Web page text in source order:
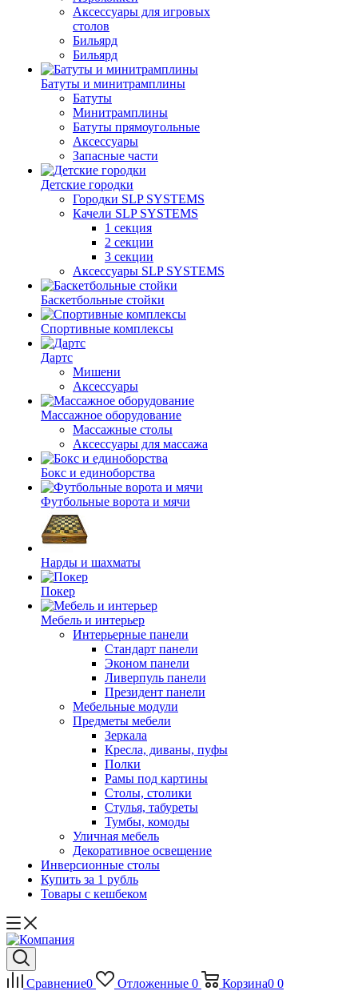
Аксессуары для игровых
столов
Бильяpд
Бильяpд
Батуты и минитрамплины
Батуты
Минитрамплины
Батуты прямоугольные
Аксессуары
Запасные части
Детские городки
Городки SLP SYSTEMS
Качели SLP SYSTEMS
1 секция
2 секции
3 секции
Аксессуары SLP SYSTEMS
Баскетбольные стойки
Спортивные комплексы
Дартс
Мишени
Аксессуары
Массажное оборудование
Массажные столы
Аксессуары для массажа
Бокс и единоборства
Футбольные ворота и мячи
Нарды и шахматы
Покер
Мебель и интерьер
Интерьерные панели
Стандарт панели
Эконом панели
Ливерпуль панели
Президент панели
Мебельные модули
Предметы мебели
Зеркала
Кресла, диваны, пуфы
Полки
Рамы под картины
Столы, столики
Стулья, табуреты
Тумбы, комоды
Уличная мебель
Декоративное освещение
Инверсионные столы
Купить за 1 рубль
Товары с кешбеком
Сравнение0 Отложенные 0 Корзина0 0